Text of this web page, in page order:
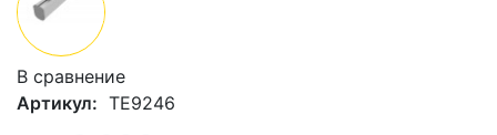
В сравнение
Артикул: TE9246